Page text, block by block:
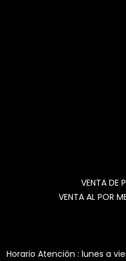
VENTA DE
VENTA AL POR
Horario Atención : lunes a